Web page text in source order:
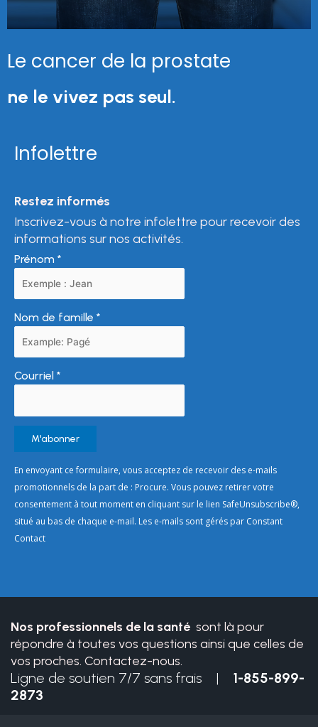
Le cancer de la prostate
ne le vivez pas seul.
Infolettre
Restez informés
Inscrivez-vous à notre infolettre pour recevoir des
informations sur nos activités.
Prénom *
Nom de famille *
Courriel *
Constant
Contact
Use.
Please
leave
En envoyant ce formulaire, vous acceptez de recevoir des e-mails
promotionnels de la part de : Procure. Vous pouvez retirer votre
consentement à tout moment en cliquant sur le lien SafeUnsubscribe®,
situé au bas de chaque e-mail. Les e-mails sont gérés par Constant
Contact
Nos professionnels de la santé sont là pour
répondre à toutes vos questions ainsi que celles de
vos proches. Contactez-nous.
Ligne de soutien 7/7 sans frais | 1-855-899-
2873